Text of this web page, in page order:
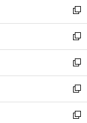
く
で
開
く
ド
ウ
で
開
く
い
ウ
ィ
ン
ド
ウ
で
開
く
新
し
い
ウ
ィ
ン
ド
ウ
で
新
し
い
ウ
ィ
ン
ド
新
し
い
ウ
ィ
新
し
い
新